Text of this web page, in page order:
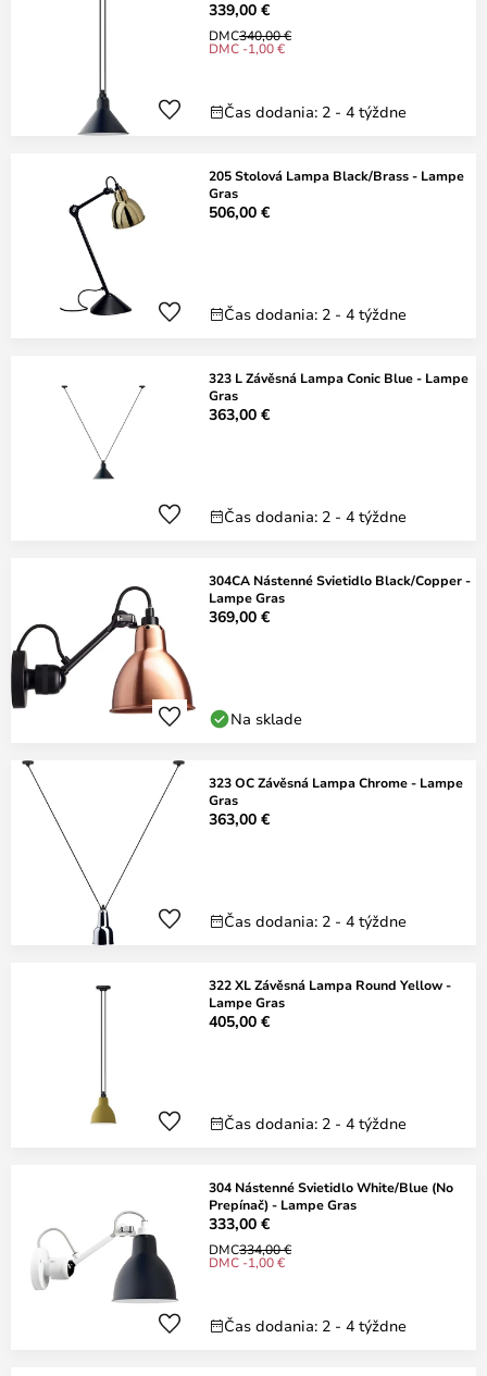
339,00 €
DMC340,00 €
DMC -1,00 €
Čas dodania: 2 - 4 týždne
205 Stolová Lampa Black/Brass - Lampe
Gras
506,00 €
Čas dodania: 2 - 4 týždne
323 L Závěsná Lampa Conic Blue - Lampe
Gras
363,00 €
Čas dodania: 2 - 4 týždne
304CA Nástenné Svietidlo Black/Copper -
Lampe Gras
369,00 €
Na sklade
323 OC Závěsná Lampa Chrome - Lampe
Gras
363,00 €
Čas dodania: 2 - 4 týždne
322 XL Závěsná Lampa Round Yellow -
Lampe Gras
405,00 €
Čas dodania: 2 - 4 týždne
304 Nástenné Svietidlo White/Blue (No
Prepínač) - Lampe Gras
333,00 €
DMC334,00 €
DMC -1,00 €
Čas dodania: 2 - 4 týždne